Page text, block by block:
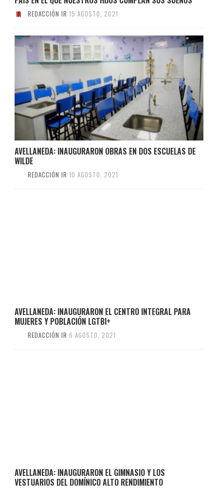
REDACCIÓN IR 15 AGOSTO, 2021
AVELLANEDA: INAUGURARON OBRAS EN DOS ESCUELAS DE
WILDE
REDACCIÓN IR 10 AGOSTO, 2021
AVELLANEDA: INAUGURARON EL CENTRO INTEGRAL PARA
MUJERES Y POBLACIÓN LGTBI+
REDACCIÓN IR 6 AGOSTO, 2021
AVELLANEDA: INAUGURARON EL GIMNASIO Y LOS
VESTUARIOS DEL DOMÍNICO ALTO RENDIMIENTO